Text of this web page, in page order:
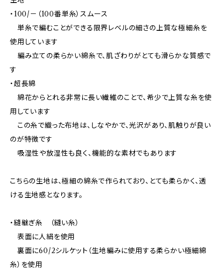
・100/－（100番単糸）スムース
単糸で編むことができる限界レベルの細さの上質な極細糸を
使用しています
編み立ての柔らかい綿糸で、肌ざわりがとても滑らかな質感で
す
・超長綿
綿花からとれる非常に長い繊維のことで、希少で上質な糸を使
用しています
この糸で織った布地は、しなやかで、光沢があり、肌触りが良い
のが特徴です
吸湿性や放湿性も良く、機能的な素材でもあります
こちらの生地は、極細の綿糸で作られており、とても柔らかく、透
ける生地感となります。
・縫継ぎ糸 （縫い糸）
表面に人絹を使用
裏面に60/2シルケット（生地編みに使用する柔らかい極細綿
糸）を使用